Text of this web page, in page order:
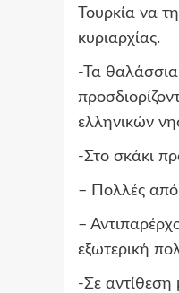
Τουρκία να
κυριαρχίας.
-Τα
ελληνικών
-Στο σκάκι
– Πολλές από
–
εξωτερική
-Σε